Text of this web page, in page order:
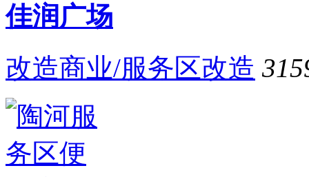
佳润广场
改造商业/服务区改造